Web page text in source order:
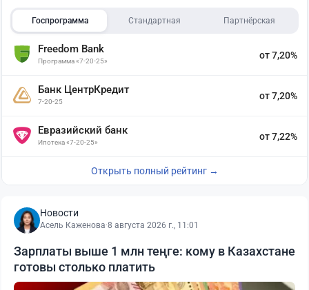
Госпрограмма Стандартная Партнёрская
Freedom Bank
Программа «7-20-25»
от 7,20%
Банк ЦентрКредит
7-20-25
от 7,20%
Евразийский банк
Ипотека «7-20-25»
от 7,22%
Открыть полный рейтинг →
Новости
Асель Каженова·8 августа 2026 г., 11:01
Зарплаты выше 1 млн теңге: кому в Казахстане
готовы столько платить